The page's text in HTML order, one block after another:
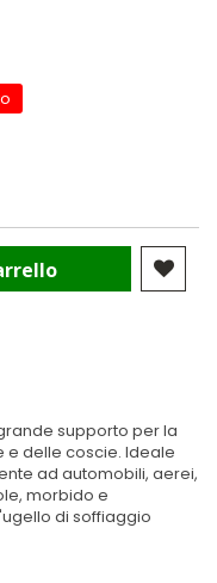
supporto per la
e delle coscie. Ideale
ad automobili, aerei,
morbido e
di soffiaggio